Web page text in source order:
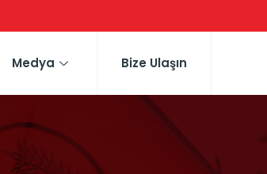
Medya Bize Ulaşın